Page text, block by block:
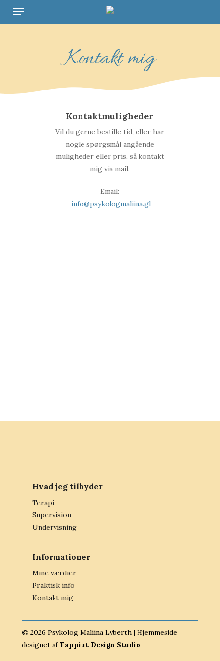
Menu
Kontakt mig
Kontaktmuligheder
Vil du gerne bestille tid, eller har
nogle spørgsmål angående
muligheder eller pris, så kontakt
mig via mail.
Email:
info@psykologmaliina.gl
Hvad jeg tilbyder
Terapi
Supervision
Undervisning
Informationer
Mine værdier
Praktisk info
Kontakt mig
© 2026 Psykolog Maliina Lyberth | Hjemmeside
designet afTappiut Design Studio